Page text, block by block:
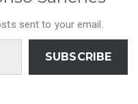
sent to your email.
SUBSCRIBE